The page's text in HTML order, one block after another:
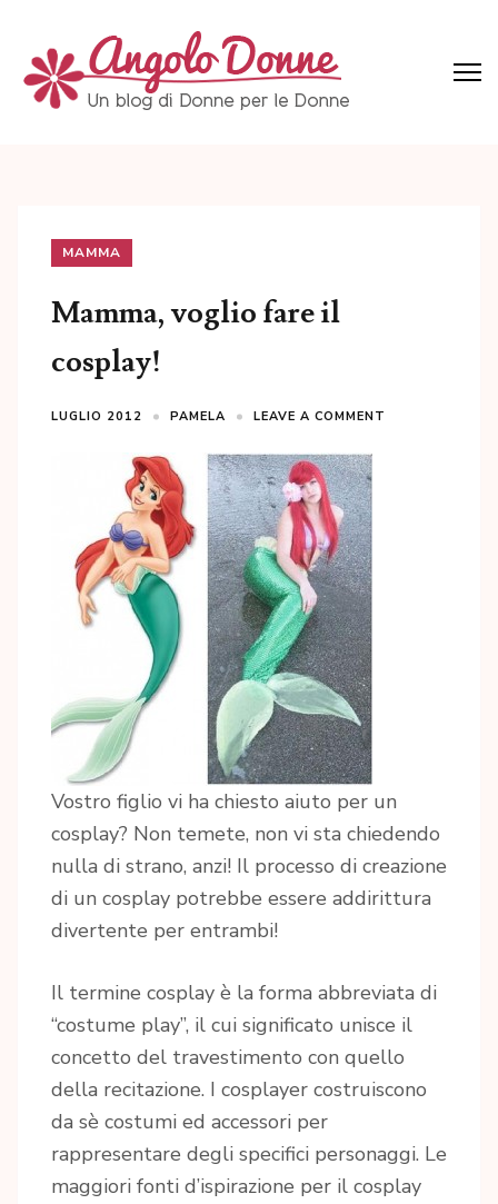
content
(Press
MAMMA
Mamma, voglio fare il
cosplay!
LUGLIO 2012 PAMELA LEAVE A COMMENT
Vostro figlio vi ha chiesto aiuto per un
cosplay? Non temete, non vi sta chiedendo
nulla di strano, anzi! Il processo di creazione
di un cosplay potrebbe essere addirittura
divertente per entrambi!
Il termine cosplay è la forma abbreviata di
“costume play”, il cui significato unisce il
concetto del travestimento con quello
della recitazione. I cosplayer costruiscono
da sè costumi ed accessori per
rappresentare degli specifici personaggi. Le
maggiori fonti d’ispirazione per il cosplay